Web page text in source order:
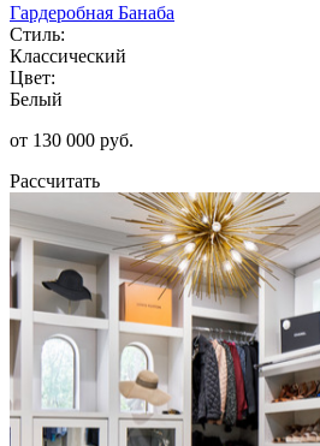
Гардеробная Банаба
Стиль:
Классический
Цвет:
Белый
от 130 000 руб.
Рассчитать